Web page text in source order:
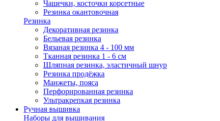
Чашечки, косточки корсетные
Резинка окантовочная
Резинка
Декоративная резинка
Бельевая резинка
Вязаная резинка 4 - 100 мм
Тканная резинка 1 - 6 см
Шляпная резинка, эластичный шнур
Резинка продёжка
Манжеты, пояса
Перфорированная резинка
Ультракрепкая резинка
Ручная вышивка
Наборы для вышивания